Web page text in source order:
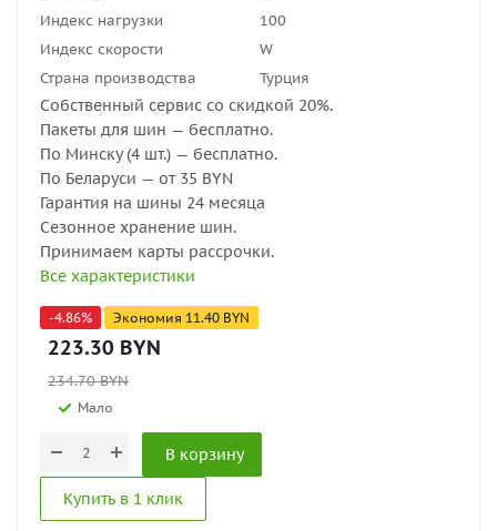
Индекс нагрузки
100
Индекс скорости
W
Страна производства
Турция
Собственный сервис со скидкой 20%.
Пакеты для шин — бесплатно.
По Минску (4 шт.) — бесплатно.
По Беларуси — от 35 BYN
Гарантия на шины 24 месяца
Сезонное хранение шин.
Принимаем карты рассрочки.
Все характеристики
-4.86% Экономия 11.40 BYN
223.30 BYN
234.70BYN
Мало
В корзину
Купить в 1 клик